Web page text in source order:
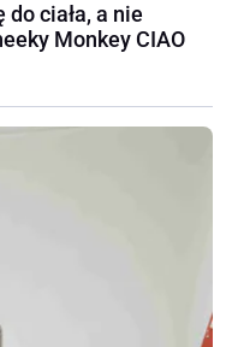
ciała, a nie
Monkey CIAO